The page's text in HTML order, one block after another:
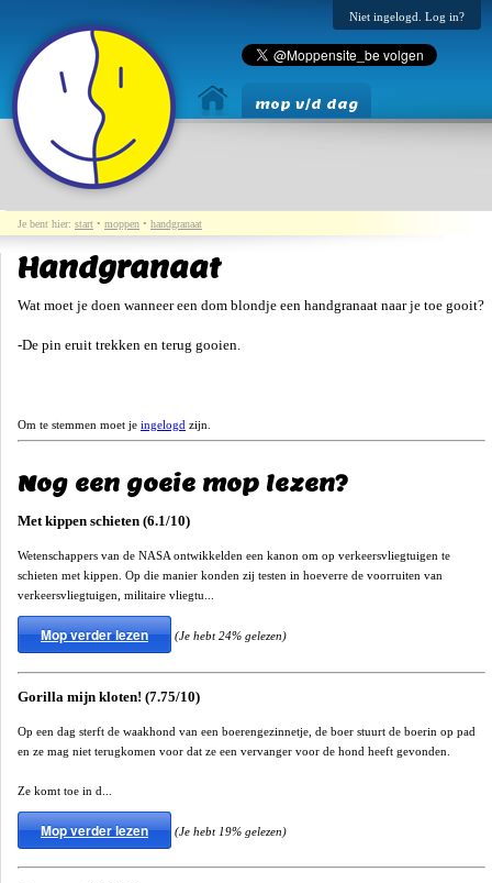
Niet ingelogd. Log in?
mop v/d dag
Je bent hier: start • moppen • handgranaat
Handgranaat
Wat moet je doen wanneer een dom blondje een handgranaat naar je toe gooit?
-De pin eruit trekken en terug gooien.
Om te stemmen moet je ingelogd zijn.
Nog een goeie mop lezen?
Met kippen schieten (6.1/10)
Wetenschappers van de NASA ontwikkelden een kanon om op verkeersvliegtuigen te
schieten met kippen. Op die manier konden zij testen in hoeverre de voorruiten van
verkeersvliegtuigen, militaire vliegtu...
Mop verder lezen (Je hebt 24% gelezen)
Gorilla mijn kloten! (7.75/10)
Op een dag sterft de waakhond van een boerengezinnetje, de boer stuurt de boerin op pad
en ze mag niet terugkomen voor dat ze een vervanger voor de hond heeft gevonden.
Ze komt toe in d...
Mop verder lezen (Je hebt 19% gelezen)